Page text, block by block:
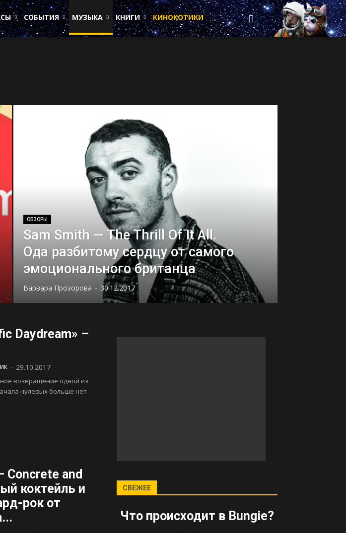
СОБЫТИЯ МУЗЫКА КНИГИ КИНОКОТИКИ
ОБЗОРЫ
Sam Smith — The Thrill Of It All.
Ода разбитому сердцу от самого
эмоционального британца
Варвара Прозорова - 30.12.2017
Daydream» –
- 29.10.2017
возвращение одной из
нулевых больше нет
Concrete and
коктейль и
рок от
СВЕЖЕЕ
Что происходит в Bungie?